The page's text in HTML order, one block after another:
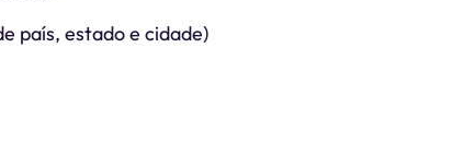
país, estado e cidade)